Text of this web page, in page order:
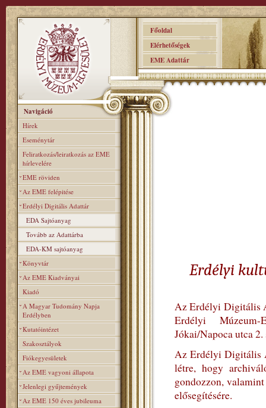
Főoldal
Elérhetőségek
EME Adattár
Navigáció
Hírek
Eseménytár
Feliratkozás/leiratkozás az EME
hírlevelére
EME röviden
Az EME felépitése
Erdélyi Digitális Adattár
EDA Sajtóanyag
Tovább az Adattárba
EDA-KM sajtóanyag
Könyvtár
Az EME Kiadványai
Kiadó
A Magyar Tudomány Napja
Erdélyben
Kutatóintézet
Szakosztályok
Fiókegyesületek
Az EME vagyoni állapota
Jelenlegi gyűjtemények
Az EME 150 éves jubileuma
Erdélyi
Az Erdélyi Digitális
Erdélyi
Jókai/Napoca utca 2.
Az Erdélyi Digitális
létre, hogy
gondozzon,
elősegítésére.